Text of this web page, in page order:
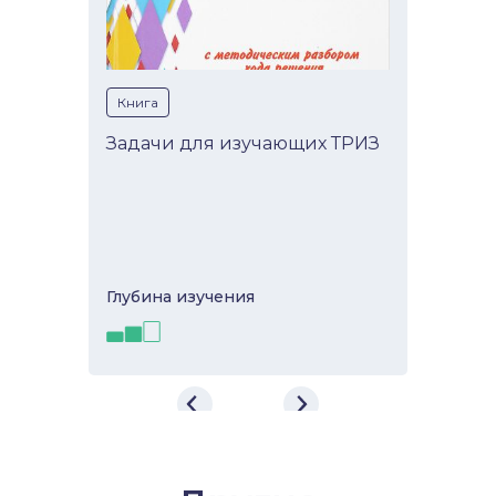
Книга
Задачи для изучающих ТРИЗ
Глубина изучeния
Задачи для изучающих